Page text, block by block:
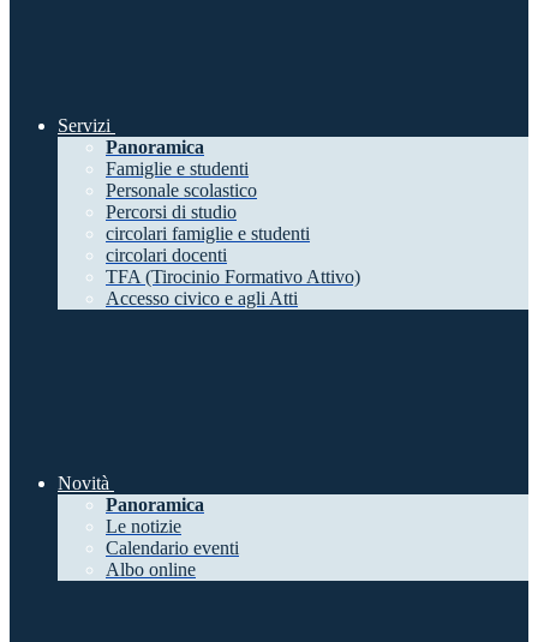
Servizi
Panoramica
Famiglie e studenti
Personale scolastico
Percorsi di studio
circolari famiglie e studenti
circolari docenti
TFA (Tirocinio Formativo Attivo)
Accesso civico e agli Atti
Novità
Panoramica
Le notizie
Calendario eventi
Albo online